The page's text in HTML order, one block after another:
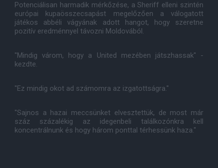
Potenciálisan harmadik mérkőzése, a Sheriff elleni szintén
európai kupaösszecsapást megelőzően a válogatott
játékos abbéli vágyának adott hangot, hogy szeretne
pozitív eredménnyel távozni Moldovából.
"Mindig várom, hogy a United mezében játszhassak" -
kezdte.
"Ez mindig okot ad számomra az izgatottságra."
"Sajnos a hazai meccsünket elvesztettük, de most már
száz százalékig az idegenbeli találkozónkra kell
koncentrálnunk és hogy három ponttal térhessünk haza."